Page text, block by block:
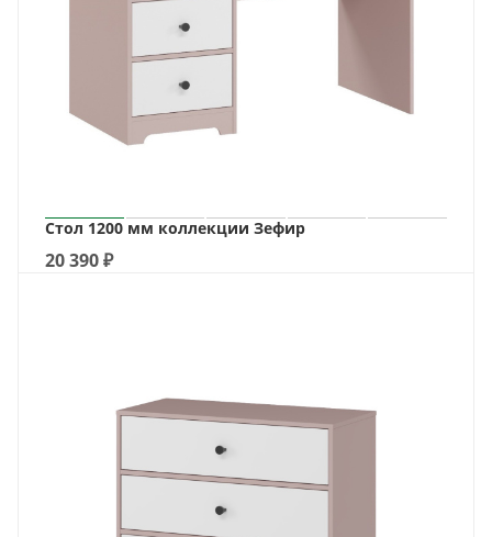
Стол 1200 мм коллекции Зефир
20 390₽